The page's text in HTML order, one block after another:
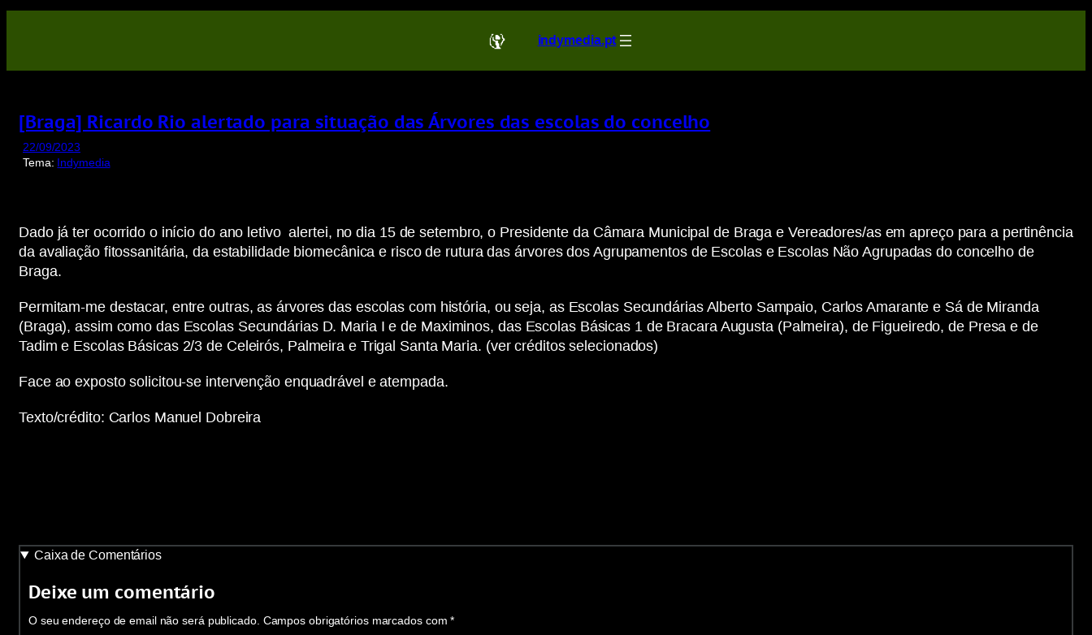
Saltar
conteúdo
indymedia.pt
[Braga] Ricardo Rio alertado para situação das Árvores das escolas do concelho
22/09/2023
Tema: Indymedia
Dado já ter ocorrido o início do ano letivo alertei, no dia 15 de setembro, o Presidente da Câmara Municipal de Braga e Vereadores/as em apreço para a pertinência
da avaliação fitossanitária, da estabilidade biomecânica e risco de rutura das árvores dos Agrupamentos de Escolas e Escolas Não Agrupadas do concelho de
Braga.
Permitam-me destacar, entre outras, as árvores das escolas com história, ou seja, as Escolas Secundárias Alberto Sampaio, Carlos Amarante e Sá de Miranda
(Braga), assim como das Escolas Secundárias D. Maria I e de Maximinos, das Escolas Básicas 1 de Bracara Augusta (Palmeira), de Figueiredo, de Presa e de
Tadim e Escolas Básicas 2/3 de Celeirós, Palmeira e Trigal Santa Maria. (ver créditos selecionados)
Face ao exposto solicitou-se intervenção enquadrável e atempada.
Texto/crédito: Carlos Manuel Dobreira
Caixa de Comentários
Deixe um comentário
O seu endereço de email não será publicado. Campos obrigatórios marcados com*